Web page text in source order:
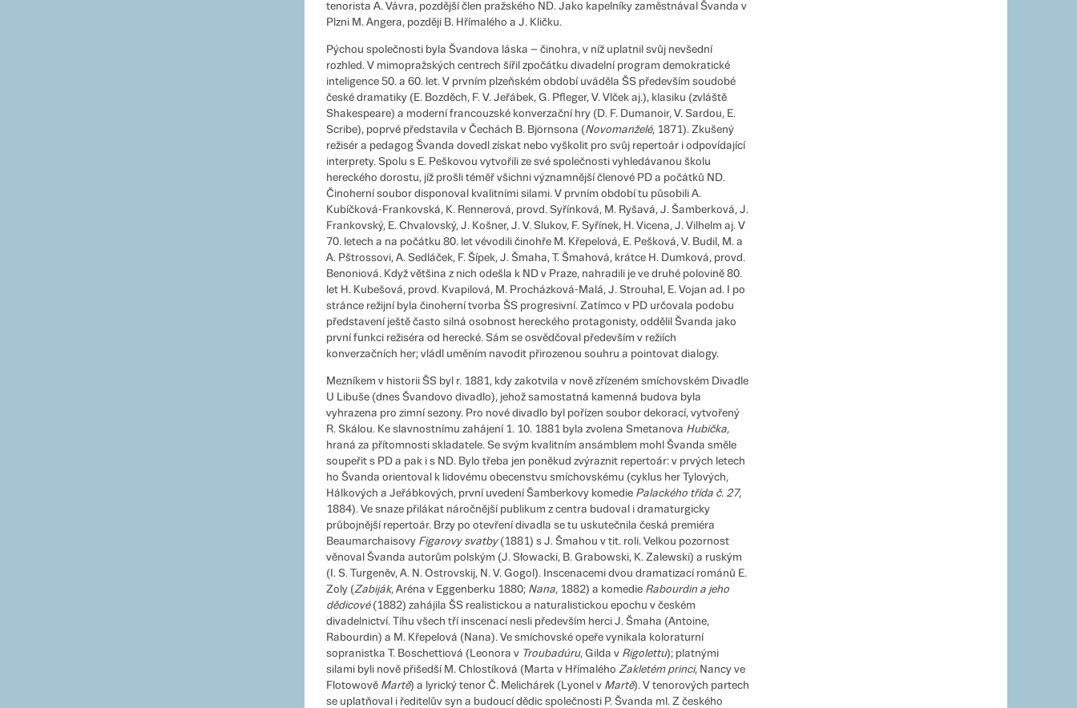
tenorista A. Vávra, pozdější člen pražského ND. Jako kapelníky zaměstnával Švanda v
Plzni M. Angera, později B. Hřímalého a J. Kličku.
Pýchou společnosti byla Švandova láska – činohra, v níž uplatnil svůj nevšední
rozhled. V mimopražských centrech šířil zpočátku divadelní program demokratické
inteligence 50. a 60. let. V prvním plzeňském období uváděla ŠS především soudobé
české dramatiky (E. Bozděch, F. V. Jeřábek, G. Pfleger, V. Vlček aj.), klasiku (zvláště
Shakespeare) a moderní francouzské konverzační hry (D. F. Dumanoir, V. Sardou, E.
Scribe), poprvé představila v Čechách B. Björnsona (Novomanželé, 1871). Zkušený
režisér a pedagog Švanda dovedl získat nebo vyškolit pro svůj repertoár i odpovídající
interprety. Spolu s E. Peškovou vytvořili ze své společnosti vyhledávanou školu
hereckého dorostu, jíž prošli téměř všichni významnější členové PD a počátků ND.
Činoherní soubor disponoval kvalitními silami. V prvním období tu působili A.
Kubíčková-Frankovská, K. Rennerová, provd. Syřínková, M. Ryšavá, J. Šamberková, J.
Frankovský, E. Chvalovský, J. Košner, J. V. Slukov, F. Syřínek, H. Vicena, J. Vilhelm aj. V
70. letech a na počátku 80. let vévodili činohře M. Křepelová, E. Pešková, V. Budil, M. a
A. Pštrossovi, A. Sedláček, F. Šípek, J. Šmaha, T. Šmahová, krátce H. Dumková, provd.
Benoniová. Když většina z nich odešla k ND v Praze, nahradili je ve druhé polovině 80.
let H. Kubešová, provd. Kvapilová, M. Procházková-Malá, J. Strouhal, E. Vojan ad. I po
stránce režijní byla činoherní tvorba ŠS progresivní. Zatímco v PD určovala podobu
představení ještě často silná osobnost hereckého protagonisty, oddělil Švanda jako
první funkci režiséra od herecké. Sám se osvědčoval především v režiích
konverzačních her; vládl uměním navodit přirozenou souhru a pointovat dialogy.
Mezníkem v historii ŠS byl r. 1881, kdy zakotvila v nově zřízeném smíchovském Divadle
U Libuše (dnes Švandovo divadlo), jehož samostatná kamenná budova byla
vyhrazena pro zimní sezony. Pro nové divadlo byl pořízen soubor dekorací, vytvořený
R. Skálou. Ke slavnostnímu zahájení 1. 10. 1881 byla zvolena Smetanova Hubička,
hraná za přítomnosti skladatele. Se svým kvalitním ansámblem mohl Švanda směle
soupeřit s PD a pak i s ND. Bylo třeba jen poněkud zvýraznit repertoár: v prvých letech
ho Švanda orientoval k lidovému obecenstvu smíchovskému (cyklus her Tylových,
Hálkových a Jeřábkových, první uvedení Šamberkovy komedie Palackého třída č. 27,
1884). Ve snaze přilákat náročnější publikum z centra budoval i dramaturgicky
průbojnější repertoár. Brzy po otevření divadla se tu uskutečnila česká premiéra
Beaumarchaisovy Figarovy svatby (1881) s J. Šmahou v tit. roli. Velkou pozornost
věnoval Švanda autorům polským (J. Słowacki, B. Grabowski, K. Zalewski) a ruským
(I. S. Turgeněv, A. N. Ostrovskij, N. V. Gogol). Inscenacemi dvou dramatizací románů E.
Zoly (Zabiják, Aréna v Eggenberku 1880; Nana, 1882) a komedie Rabourdin a jeho
dědicové (1882) zahájila ŠS realistickou a naturalistickou epochu v českém
divadelnictví. Tíhu všech tří inscenací nesli především herci J. Šmaha (Antoine,
Rabourdin) a M. Křepelová (Nana). Ve smíchovské opeře vynikala koloraturní
sopranistka T. Boschettiová (Leonora v Troubadúru, Gilda v Rigolettu); platnými
silami byli nově přišedší M . Chlostíková (Marta v Hřímalého Zakletém princi, Nancy ve
Flotowově Martě) a lyrický tenor Č. Melichárek (Lyonel v Martě). V tenorových partech
se uplatňoval i ředitelův syn a budoucí dědic společnosti P. Švanda ml. Z českého